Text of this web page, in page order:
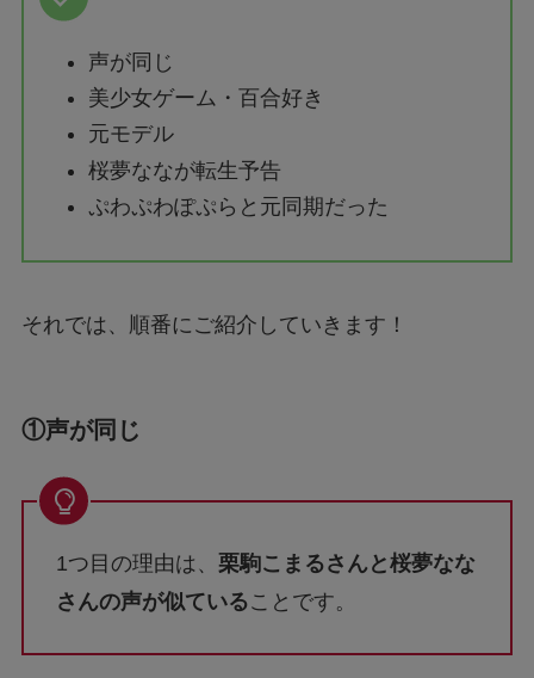
声が同じ
美少女ゲーム・百合好き
元モデル
桜夢ななが転生予告
ぷわぷわぽぷらと元同期だった
それでは、順番にご紹介していきます！
①声が同じ
1つ目の理由は、 栗駒こまるさんと桜夢なな
さんの声が似ていることです。